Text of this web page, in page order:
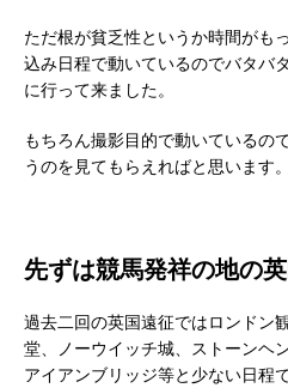
ただ根が貧乏性というか時間がも
込み日程で動いているのでバタバ
に行って来ました。
もちろん撮影目的で動いているの
うのを見てもらえればと思います。
先ずは競馬発祥の地の
過去二回の英国遠征ではロンドン
堂、ノーウイッチ城、ストーンヘ
アイアンブリッジ等と少ない日程